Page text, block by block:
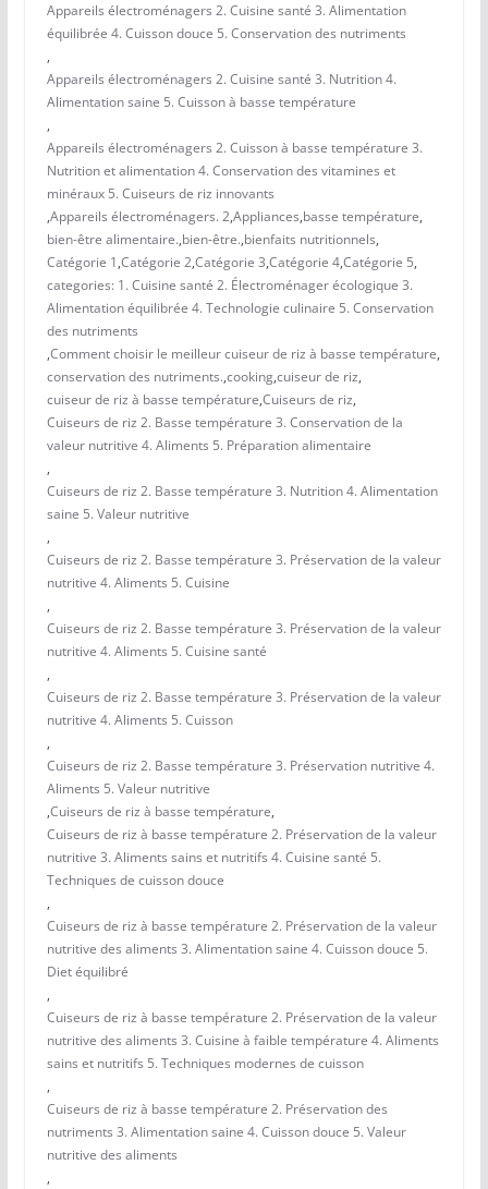
Appareils électroménagers 2. Cuisine santé 3. Alimentation
équilibrée 4. Cuisson douce 5. Conservation des nutriments
,
Appareils électroménagers 2. Cuisine santé 3. Nutrition 4.
Alimentation saine 5. Cuisson à basse température
,
Appareils électroménagers 2. Cuisson à basse température 3.
Nutrition et alimentation 4. Conservation des vitamines et
minéraux 5. Cuiseurs de riz innovants
,Appareils électroménagers. 2,Appliances,basse température,
bien-être alimentaire.,bien-être.,bienfaits nutritionnels,
Catégorie 1,Catégorie 2,Catégorie 3,Catégorie 4,Catégorie 5,
categories: 1. Cuisine santé 2. Électroménager écologique 3.
Alimentation équilibrée 4. Technologie culinaire 5. Conservation
des nutriments
,Comment choisir le meilleur cuiseur de riz à basse température,
conservation des nutriments.,cooking,cuiseur de riz,
cuiseur de riz à basse température,Cuiseurs de riz,
Cuiseurs de riz 2. Basse température 3. Conservation de la
valeur nutritive 4. Aliments 5. Préparation alimentaire
,
Cuiseurs de riz 2. Basse température 3. Nutrition 4. Alimentation
saine 5. Valeur nutritive
,
Cuiseurs de riz 2. Basse température 3. Préservation de la valeur
nutritive 4. Aliments 5. Cuisine
,
Cuiseurs de riz 2. Basse température 3. Préservation de la valeur
nutritive 4. Aliments 5. Cuisine santé
,
Cuiseurs de riz 2. Basse température 3. Préservation de la valeur
nutritive 4. Aliments 5. Cuisson
,
Cuiseurs de riz 2. Basse température 3. Préservation nutritive 4.
Aliments 5. Valeur nutritive
,Cuiseurs de riz à basse température,
Cuiseurs de riz à basse température 2. Préservation de la valeur
nutritive 3. Aliments sains et nutritifs 4. Cuisine santé 5.
Techniques de cuisson douce
,
Cuiseurs de riz à basse température 2. Préservation de la valeur
nutritive des aliments 3. Alimentation saine 4. Cuisson douce 5.
Diet équilibré
,
Cuiseurs de riz à basse température 2. Préservation de la valeur
nutritive des aliments 3. Cuisine à faible température 4. Aliments
sains et nutritifs 5. Techniques modernes de cuisson
,
Cuiseurs de riz à basse température 2. Préservation des
nutriments 3. Alimentation saine 4. Cuisson douce 5. Valeur
nutritive des aliments
,